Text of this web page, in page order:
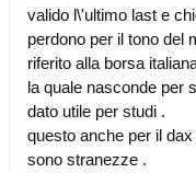
valido l\'ultimo last e
perdono per il tono del
riferito alla borsa
la quale nasconde per
dato utile per studi .
questo anche per il
sono stranezze .